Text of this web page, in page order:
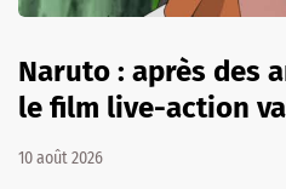
Naruto : après des
le film live-action
10 août 2026